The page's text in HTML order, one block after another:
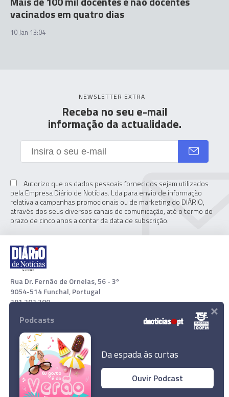
vacinados em quatro dias
10 Jan 13:04
NEWSLETTER EXTRA
Receba no seu e-mail
informação da actualidade.
Autorizo que os dados pessoais fornecidos sejam utilizados
pela Empresa Diário de Notícias. Lda para envio de informação
relativa a campanhas promocionais ou de marketing do DIÁRIO,
através dos seus diversos canais de comunicação, até o termo do
prazo de cinco anos a contar da data de subscrição.
Rua Dr. Fernão de Ornelas, 56 - 3º
9054-514 Funchal, Portugal
291 202 300
Download App
© 2022 Empresa Diário de Notícias, Lda. Todos os direitos
Podcasts
Da espada às curtas
Ouvir Podcast
×